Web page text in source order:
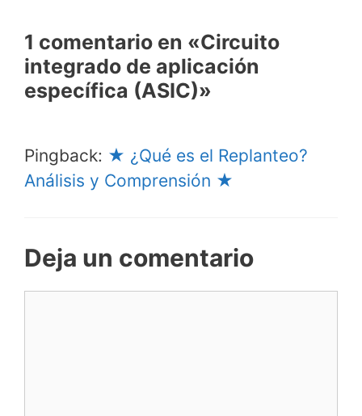
1 comentario en «Circuito
integrado de aplicación
específica (ASIC)»
Pingback: ★ ¿Qué es el Replanteo?
Análisis y Comprensión ★
Deja un comentario